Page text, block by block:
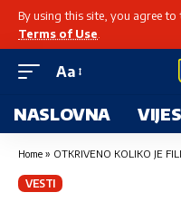
By using this site, you agree to
Terms of Use
Aa
NASLOVNA
Home » OTKRIVENO KOLIKO JE FILIP CAR
VESTI